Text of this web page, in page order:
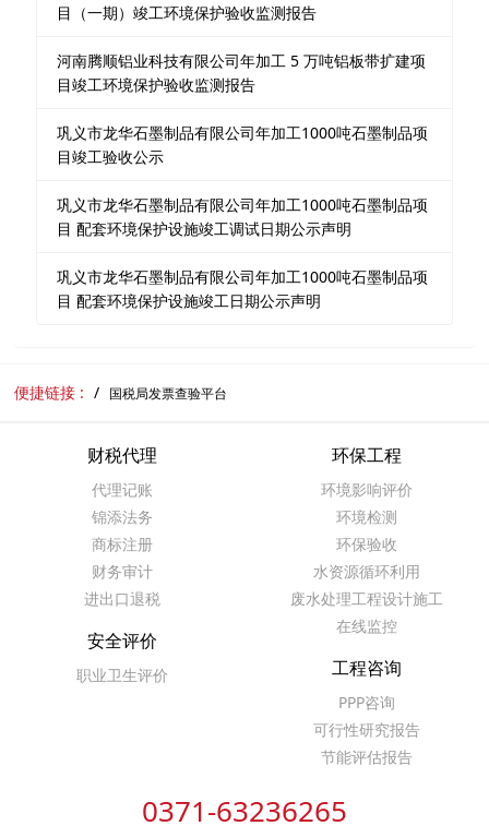
目（一期）竣工环境保护验收监测报告
河南腾顺铝业科技有限公司年加工 5 万吨铝板带扩建项
目竣工环境保护验收监测报告
巩义市龙华石墨制品有限公司年加工1000吨石墨制品项
目竣工验收公示
巩义市龙华石墨制品有限公司年加工1000吨石墨制品项
目 配套环境保护设施竣工调试日期公示声明
巩义市龙华石墨制品有限公司年加工1000吨石墨制品项
目 配套环境保护设施竣工日期公示声明
便捷链接 : 国税局发票查验平台
财税代理
代理记账
锦添法务
商标注册
财务审计
进出口退税
环保工程
环境影响评价
环境检测
环保验收
水资源循环利用
废水处理工程设计施工
在线监控
安全评价
职业卫生评价 工程咨询
PPP咨询
可行性研究报告
节能评估报告
0371-63236265